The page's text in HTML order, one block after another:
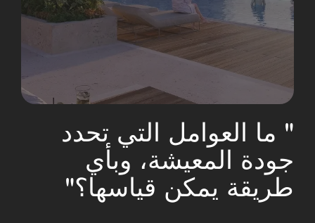
" ما العوامل التي تحدد
جودة المعيشة، وبأي
طريقة يمكن قياسها؟"